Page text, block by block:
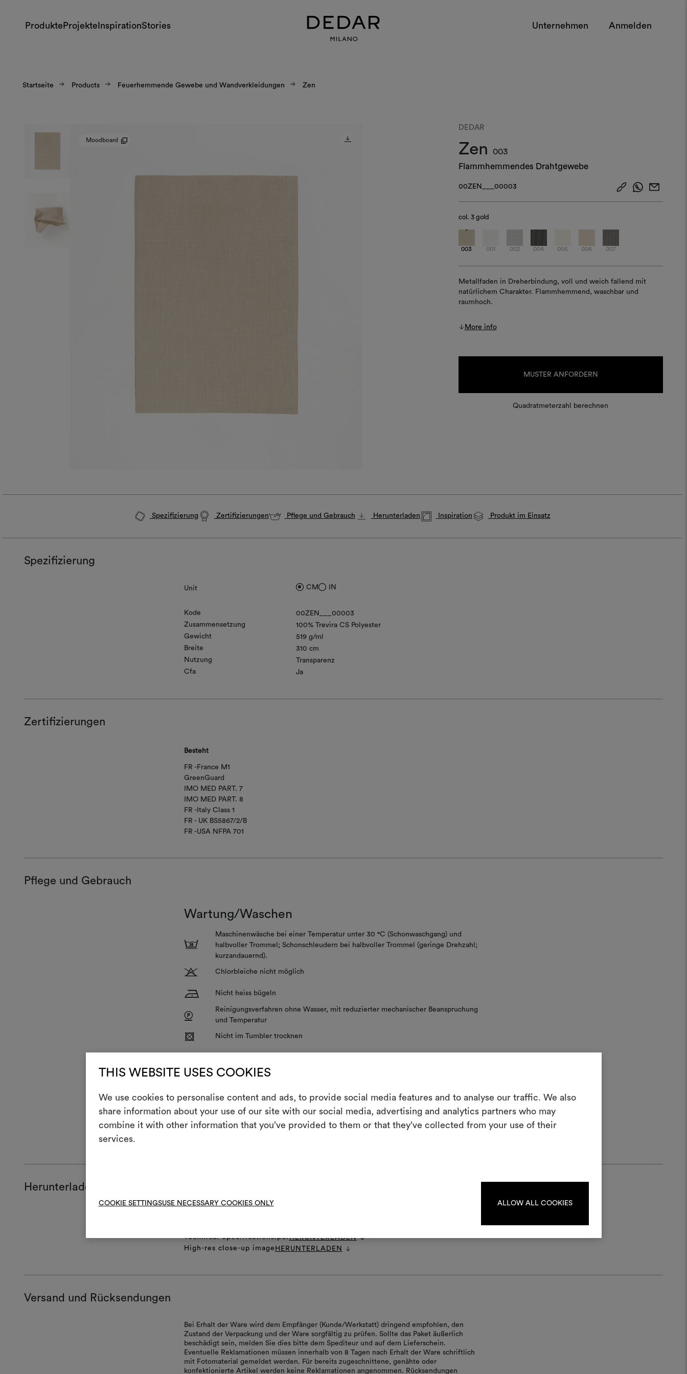
THIS WEBSITE USES COOKIES
We use cookies to personalise content and ads, to provide social media features and to analyse our traffic. We also
share information about your use of our site with our social media, advertising and analytics partners who may
combine it with other information that you’ve provided to them or that they’ve collected from your use of their
services.
COOKIE SETTINGSUSE NECESSARY COOKIES ONLY ALLOW ALL COOKIES
Produkte Projekte InspirationStories Unternehmen Anmelden
Startseite Products Feuerhemmende Gewebe und Wandverkleidungen Zen
Moodboard
DEDAR
Zen
003
Flammhemmendes Drahtgewebe
00ZEN___00003
col. 3 gold
003 001 002 004 005 006 007
Metallfaden in Dreherbindung, voll und weich fallend mit
natürlichem Charakter. Flammhemmend, waschbar und
raumhoch.
More info
MUSTER ANFORDERN
Quadratmeterzahl berechnen
Spezifizierung Zertifizierungen Pflege und Gebrauch Herunterladen Inspiration Produkt im Einsatz
Spezifizierung
Unit CM IN
Kode
00ZEN___00003
Zusammensetzung
100% Trevira CS Polyester
Gewicht
519 g/ml
Breite
310 cm
Nutzung
Transparenz
Cfa
Ja
Zertifizierungen
Besteht
FR -France M1
GreenGuard
IMO MED PART. 7
IMO MED PART. 8
FR -Italy Class 1
FR - UK BS5867/2/B
FR -USA NFPA 701
Pflege und Gebrauch
Wartung/Waschen
3
Maschinenwäsche bei einer Temperatur unter 30 °C (Schonwaschgang) und
halbvoller Trommel; Schonschleudern bei halbvoller Trommel (geringe Drehzahl;
kurzandauernd).
T Chlorbleiche nicht möglich
H Nicht heiss bügeln
P
Reinigungsverfahren ohne Wasser, mit reduzierter mechanischer Beanspruchung
und Temperatur
R Nicht im Tumbler trocknen
V
Z In vertikaler Richtung ziehen
Der Stoff ist "gestürzt" abgebildet.
Herunterladen
Technical Specifications.pdfHERUNTERLADEN
High-res close-up image HERUNTERLADEN
Versand und Rücksendungen
Bei Erhalt der Ware wird dem Empfänger (Kunde/Werkstatt) dringend empfohlen, den
Zustand der Verpackung und der Ware sorgfältig zu prüfen. Sollte das Paket äußerlich
beschädigt sein, melden Sie dies bitte dem Spediteur und auf dem Lieferschein.
Eventuelle Reklamationen müssen innerhalb von 8 Tagen nach Erhalt der Ware schriftlich
mit Fotomaterial gemeldet werden. Für bereits zugeschnittene, genähte oder
konfektionierte Artikel werden keine Reklamationen angenommen. Rücksendungen
erstellen
Ein interaktives Tool, mit dem Sie Ihre Ideen zum
Leben erwecken und mit anderen teilen können,
Um Moodboards zu erstellen oder
oder registrieren Sie sich.